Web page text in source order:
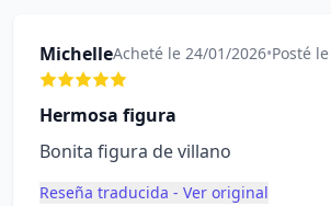
MichelleAcheté le 24/01/2026•Posté
Hermosa figura
Bonita figura de villano
Reseña traducida - Ver original